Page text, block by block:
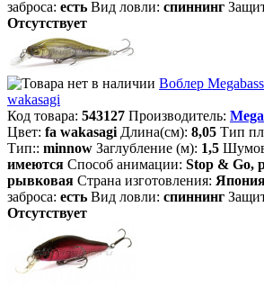
заброса: есть Вид ловли: спиннинг
Отсутствует
Воблер
wakasagi
Код товара: 543127 Производитель:
Цвет: fa wakasagi Длина(см): 8,05 Тип
Тип:: minnow Заглубление (м): 1,5
имеются Способ анимации: Stop & Go,
рывковая Страна изготовления:
заброса: есть Вид ловли: спиннинг
Отсутствует